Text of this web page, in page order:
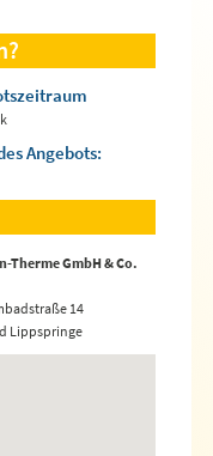
Angebots:
Therme GmbH & Co.
14
Lippspringe